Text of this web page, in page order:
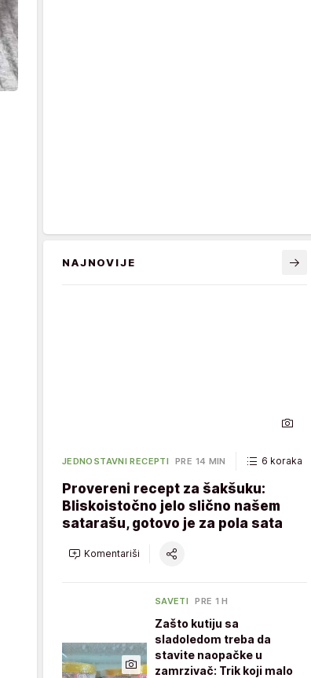
NAJNOVIJE
JEDNOSTAVNI RECEPTI PRE 14 MIN 6 koraka
Provereni recept za šakšuku:
Bliskoistočno jelo slično našem
satarašu, gotovo je za pola sata
Komentariši
SAVETI PRE 1 H
Zašto kutiju sa
sladoledom treba da
stavite naopačke u
zamrzivač: Trik koji malo